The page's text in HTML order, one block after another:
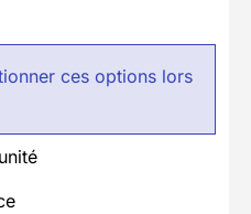
ces options lors